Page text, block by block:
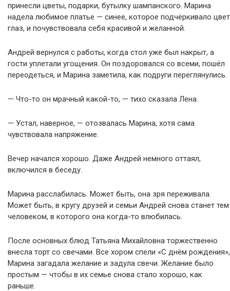
принесли цветы, подарки, бутылку шампанского. Марина
надела любимое платье — синее, которое подчёркивало цвет
глаз, и почувствовала себя красивой и желанной.
Андрей вернулся с работы, когда стол уже был накрыт, а
гости уплетали угощения. Он поздоровался со всеми, пошёл
переодеться, и Марина заметила, как подруги переглянулись.
— Что-то он мрачный какой-то, — тихо сказала Лена.
— Устал, наверное, — отозвалась Марина, хотя сама
чувствовала напряжение.
Вечер начался хорошо. Даже Андрей немного оттаял,
включился в беседу.
Марина расслабилась. Может быть, она зря переживала.
Может быть, в кругу друзей и семьи Андрей снова станет тем
человеком, в которого она когда-то влюбилась.
После основных блюд Татьяна Михайловна торжественно
внесла торт со свечами. Все хором спели «С днём рождения»,
Марина загадала желание и задула свечи. Желание было
простым — чтобы в их семье снова стало хорошо, как
раньше.